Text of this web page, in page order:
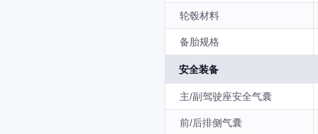
轮毂材料
备胎规格
安全装备
主/副驾驶座安全气囊
前/后排侧气囊